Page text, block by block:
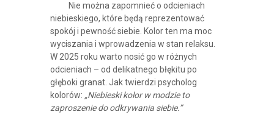
Nie można zapomnieć o odcieniach
niebieskiego, które będą reprezentować
spokój i pewność siebie. Kolor ten ma moc
wyciszania i wprowadzenia w stan relaksu.
W 2025 roku warto nosić go w różnych
odcieniach – od delikatnego błękitu po
głęboki granat. Jak twierdzi psycholog
kolorów: „Niebieski kolor w modzie to
zaproszenie do odkrywania siebie.”